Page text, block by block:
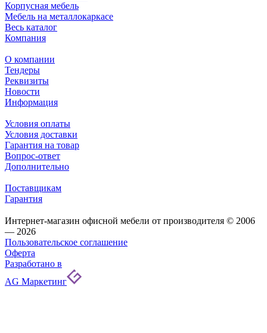
Корпусная мебель
Мебель на металлокаркасе
Весь каталог
Компания
О компании
Тендеры
Реквизиты
Новости
Информация
Условия оплаты
Условия доставки
Гарантия на товар
Вопрос-ответ
Дополнительно
Поставщикам
Гарантия
Интернет-магазин офисной мебели от производителя © 2006
— 2026
Пользовательское соглашение
Оферта
Разработано в
AG Маркетинг